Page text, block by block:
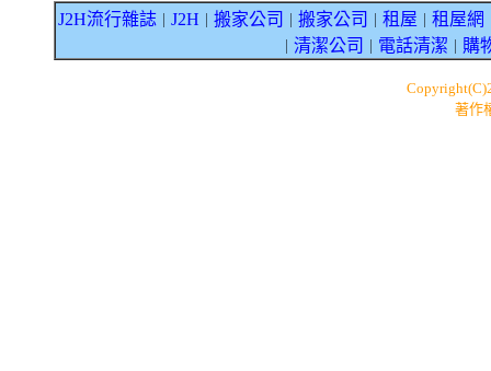
J2H流行雜誌 J2H 搬家公司 搬家公司 租屋 租屋網
清潔公司 電話清潔 購
著作